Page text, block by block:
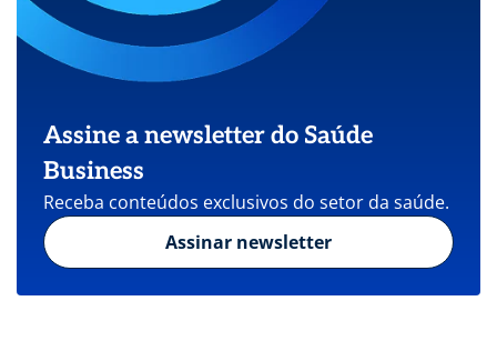
Assine a newsletter do Saúde
Business
Receba conteúdos exclusivos do setor da saúde.
Assinar newsletter